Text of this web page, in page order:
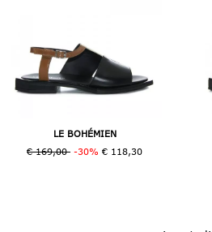
LE BOHÉMIEN
€ 169,00 -30% € 118,30